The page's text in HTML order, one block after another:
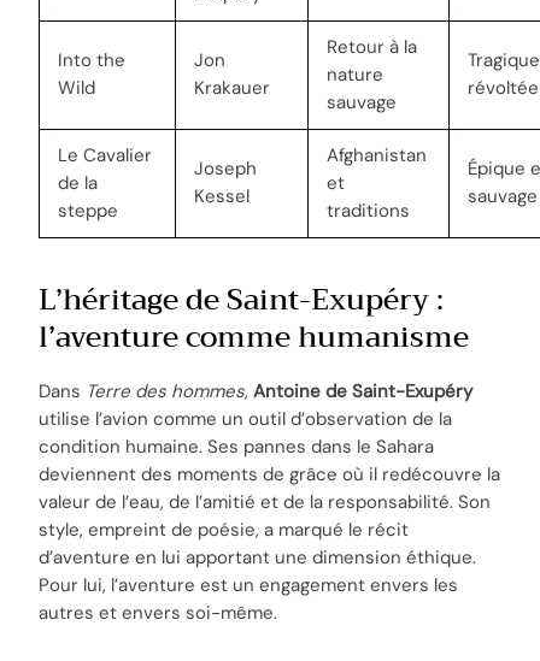
Into the
Wild
Jon
Krakauer
Retour à la
nature
sauvage
révoltée
Le Cavalier
de la
steppe
Joseph
Kessel
Afghanistan
et
traditions
Épique
sauvage
L’héritage de Saint-Exupéry :
l’aventure comme humanisme
Dans Terre des hommes,Antoine de Saint-Exupéry
utilise l’avion comme un outil d’observation de la
condition humaine. Ses pannes dans le Sahara
deviennent des moments de grâce où il redécouvre la
valeur de l’eau, de l’amitié et de la responsabilité. Son
style, empreint de poésie, a marqué le récit
d’aventure en lui apportant une dimension éthique.
Pour lui, l’aventure est un engagement envers les
autres et envers soi-même.